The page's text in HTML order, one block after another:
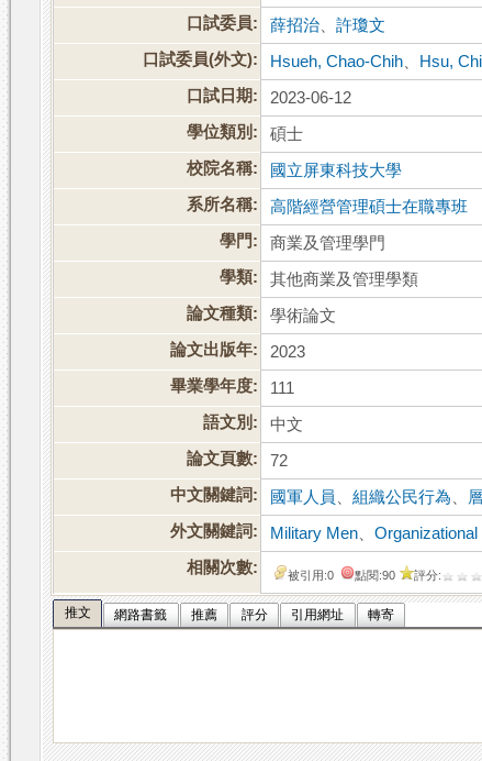
口試委員:
薛招治 、許瓊文
口試委員(外文):
Hsueh, Chao-Chih
Hsu,
口試日期:
2023-06-12
學位類別:
碩士
校院名稱:
國立屏東科技大學
系所名稱:
高階經營管理碩士在職專班
學門:
商業及管理學門
學類:
其他商業及管理學類
論文種類:
學術論文
論文出版年:
2023
畢業學年度:
111
語文別:
中文
論文頁數:
72
中文關鍵詞:
國軍人員 、組織公民行為
外文關鍵詞:
Military Men 、
相關次數:
被引用:0 點閱:90 評分:
推文 網路書籤 推薦 評分 引用網址 轉寄